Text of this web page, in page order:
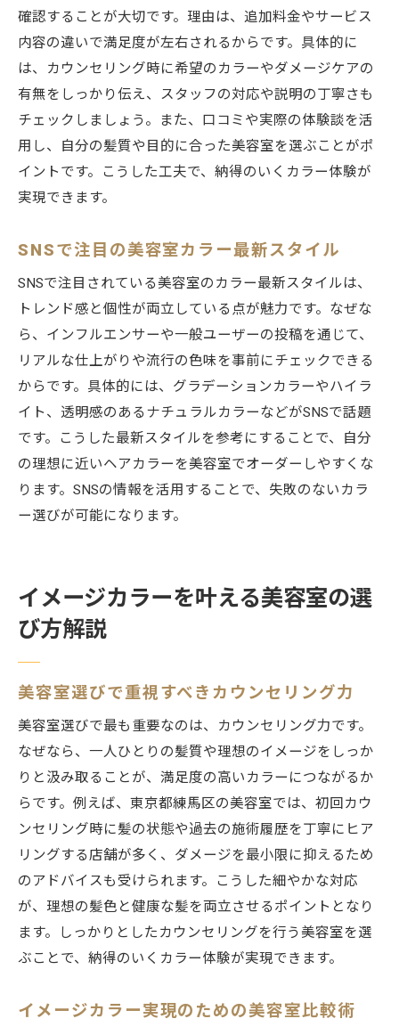
確認することが大切です。理由は、追加料金やサービス
内容の違いで満足度が左右されるからです。具体的に
は、カウンセリング時に希望のカラーやダメージケアの
有無をしっかり伝え、スタッフの対応や説明の丁寧さも
チェックしましょう。また、口コミや実際の体験談を活
用し、自分の髪質や目的に合った美容室を選ぶことがポ
イントです。こうした工夫で、納得のいくカラー体験が
実現できます。
SNSで注目の美容室カラー最新スタイル
SNSで注目されている美容室のカラー最新スタイルは、
トレンド感と個性が両立している点が魅力です。なぜな
ら、インフルエンサーや一般ユーザーの投稿を通じて、
リアルな仕上がりや流行の色味を事前にチェックできる
からです。具体的には、グラデーションカラーやハイラ
イト、透明感のあるナチュラルカラーなどがSNSで話題
です。こうした最新スタイルを参考にすることで、自分
の理想に近いヘアカラーを美容室でオーダーしやすくな
ります。SNSの情報を活用することで、失敗のないカラ
ー選びが可能になります。
イメージカラーを叶える美容室の選
び方解説
美容室選びで重視すべきカウンセリング力
美容室選びで最も重要なのは、カウンセリング力です。
なぜなら、一人ひとりの髪質や理想のイメージをしっか
りと汲み取ることが、満足度の高いカラーにつながるか
らです。例えば、東京都練馬区の美容室では、初回カウ
ンセリング時に髪の状態や過去の施術履歴を丁寧にヒア
リングする店舗が多く、ダメージを最小限に抑えるため
のアドバイスも受けられます。こうした細やかな対応
が、理想の髪色と健康な髪を両立させるポイントとなり
ます。しっかりとしたカウンセリングを行う美容室を選
ぶことで、納得のいくカラー体験が実現できます。
イメージカラー実現のための美容室比較術